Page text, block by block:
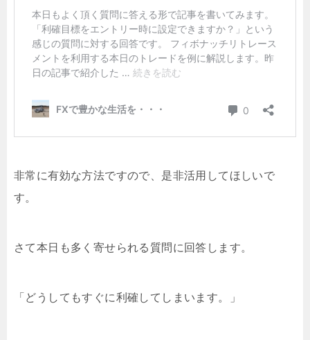
非常に有効な方法ですので、是非活用してほしいで
す。
さて本日も多く寄せられる質問に回答します。
「どうしてもすぐに利確してしまいます。」